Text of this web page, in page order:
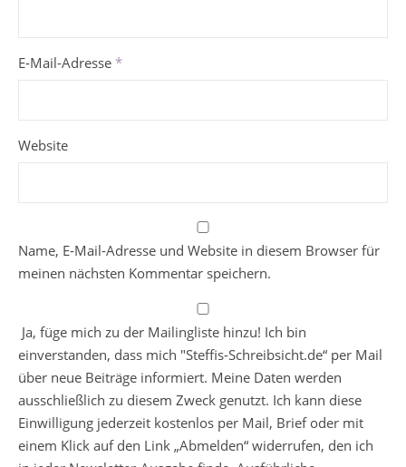
E-Mail-Adresse *
Website
Name, E-Mail-Adresse und Website in diesem Browser für
meinen nächsten Kommentar speichern.
Ja, füge mich zu der Mailingliste hinzu! Ich bin
einverstanden, dass mich "Steffis-Schreibsicht.de“ per Mail
über neue Beiträge informiert. Meine Daten werden
ausschließlich zu diesem Zweck genutzt. Ich kann diese
Einwilligung jederzeit kostenlos per Mail, Brief oder mit
einem Klick auf den Link „Abmelden“ widerrufen, den ich